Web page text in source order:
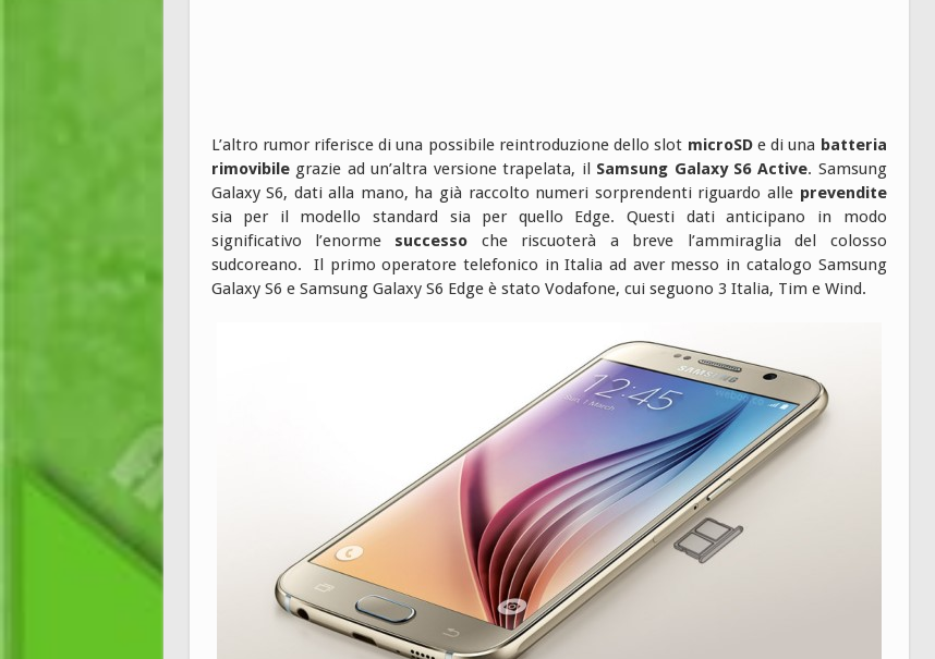
L’altro rumor riferisce di una possibile reintroduzione dello slot microSDe di una batteria
rimovibilegrazie ad un’altra versione trapelata, il Samsung Galaxy S6 Active. Samsung
Galaxy S6, dati alla mano, ha già raccolto numeri sorprendenti riguardo alle prevendite
sia per il modello standard sia per quello Edge. Questi dati anticipano in modo
significativo l’enorme successo che riscuoterà a breve l’ammiraglia del colosso
sudcoreano. Il primo operatore telefonico in Italia ad aver messo in catalogo Samsung
Galaxy S6 e Samsung Galaxy S6 Edge è stato Vodafone, cui seguono 3 Italia, Tim e Wind.